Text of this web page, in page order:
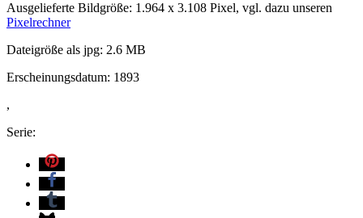
Ausgelieferte Bildgröße: 1.964 x 3.108 Pixel, vgl. dazu unseren
Pixelrechner
Dateigröße als jpg: 2.6 MB
Erscheinungsdatum: 1893
,
Serie: